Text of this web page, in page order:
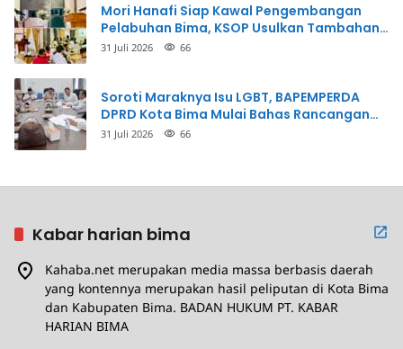
Mori Hanafi Siap Kawal Pengembangan
Pelabuhan Bima, KSOP Usulkan Tambahan
Dermaga Rp400 Miliar
31 Juli 2026 66
Soroti Maraknya Isu LGBT, BAPEMPERDA
DPRD Kota Bima Mulai Bahas Rancangan
Perda Pencegahan
31 Juli 2026 66
Kabar harian bima
Kahaba.net merupakan media massa berbasis daerah
yang kontennya merupakan hasil peliputan di Kota Bima
dan Kabupaten Bima. BADAN HUKUM PT. KABAR
HARIAN BIMA